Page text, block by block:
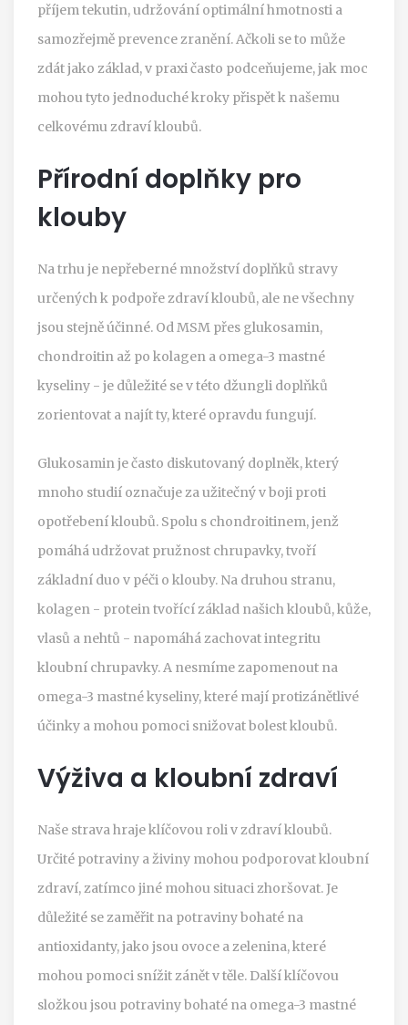
příjem tekutin, udržování optimální hmotnosti a
samozřejmě prevence zranění. Ačkoli se to může
zdát jako základ, v praxi často podceňujeme, jak moc
mohou tyto jednoduché kroky přispět k našemu
celkovému zdraví kloubů.
Přírodní doplňky pro
klouby
Na trhu je nepřeberné množství doplňků stravy
určených k podpoře zdraví kloubů, ale ne všechny
jsou stejně účinné. Od MSM přes glukosamin,
chondroitin až po kolagen a omega-3 mastné
kyseliny - je důležité se v této džungli doplňků
zorientovat a najít ty, které opravdu fungují.
Glukosamin je často diskutovaný doplněk, který
mnoho studií označuje za užitečný v boji proti
opotřebení kloubů. Spolu s chondroitinem, jenž
pomáhá udržovat pružnost chrupavky, tvoří
základní duo v péči o klouby. Na druhou stranu,
kolagen - protein tvořící základ našich kloubů, kůže,
vlasů a nehtů - napomáhá zachovat integritu
kloubní chrupavky. A nesmíme zapomenout na
omega-3 mastné kyseliny, které mají protizánětlivé
účinky a mohou pomoci snižovat bolest kloubů.
Výživa a kloubní zdraví
Naše strava hraje klíčovou roli v zdraví kloubů.
Určité potraviny a živiny mohou podporovat kloubní
zdraví, zatímco jiné mohou situaci zhoršovat. Je
důležité se zaměřit na potraviny bohaté na
antioxidanty, jako jsou ovoce a zelenina, které
mohou pomoci snížit zánět v těle. Další klíčovou
složkou jsou potraviny bohaté na omega-3 mastné